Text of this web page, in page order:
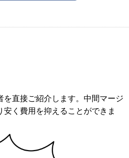
直接ご紹介します。中間マージ
く費用を抑えることができま